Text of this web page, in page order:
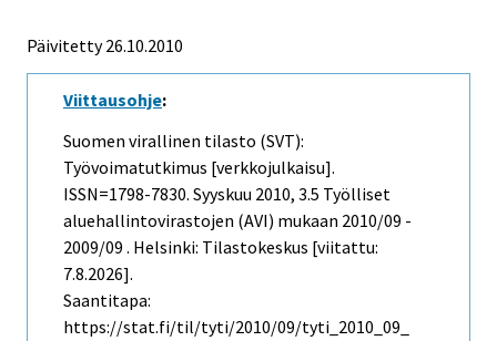
Päivitetty 26.10.2010
Viittausohje:
Suomen virallinen tilasto (SVT):
Työvoimatutkimus [verkkojulkaisu].
ISSN=1798-7830. Syyskuu 2010, 3.5 Työlliset
aluehallintovirastojen (AVI) mukaan 2010/09 -
2009/09 . Helsinki: Tilastokeskus [viitattu:
7.8.2026].
Saantitapa:
https://stat.fi/til/tyti/2010/09/tyti_2010_09_